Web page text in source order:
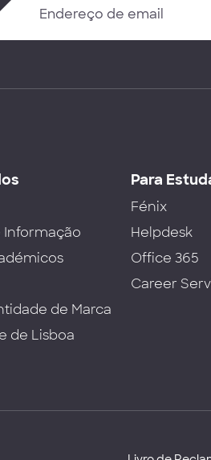
Informação
de Marca
de Lisboa
Para
Fénix
Helpdesk
Office 365
Career